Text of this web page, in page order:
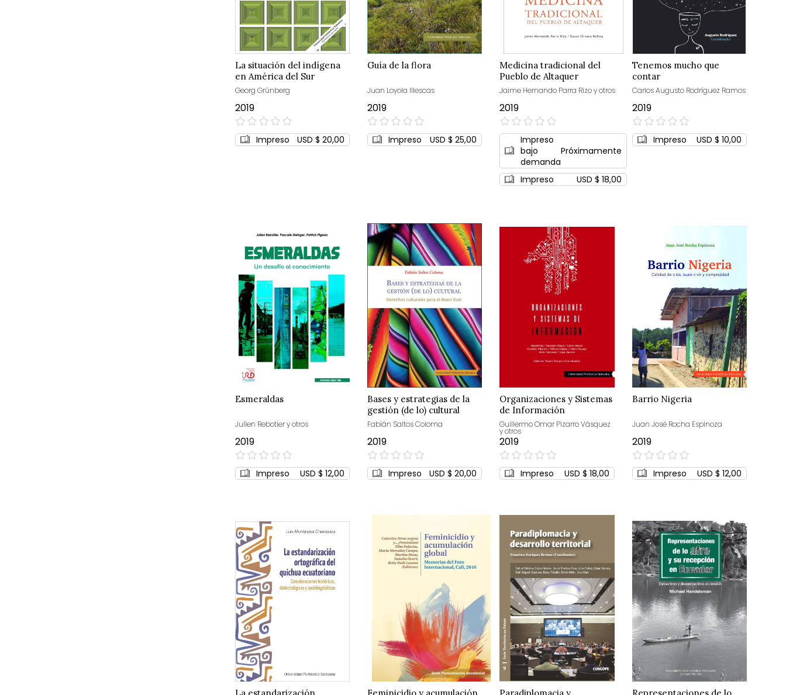
La situación del indígena
en América del Sur
Georg Grünberg
2019
0%
Impreso USD $ 20,00
Guía de la flora
Juan Loyola Illescas
2019
0%
Impreso USD $ 25,00
Medicina tradicional del
Pueblo de Altaquer
Jaime Hernando Parra Rizo y otros
2019
0%
Impreso
bajo
demanda
Próximamente
Impreso USD $ 18,00
Tenemos mucho que
contar
Carlos Augusto Rodríguez Ramos
2019
0%
Impreso USD $ 10,00
Esmeraldas
Julien Rebotier y otros
2019
0%
Impreso USD $ 12,00
Bases y estrategias de la
gestión (de lo) cultural
Fabián Saltos Coloma
2019
0%
Impreso USD $ 20,00
Organizaciones y Sistemas
de Información
Guillermo Omar Pizarro Vásquez
y otros
2019
0%
Impreso USD $ 18,00
Barrio Nigeria
Juan José Rocha Espinoza
2019
0%
Impreso USD $ 12,00
La estandarización Feminicidio y acumulación Paradiplomacia y Representaciones de lo